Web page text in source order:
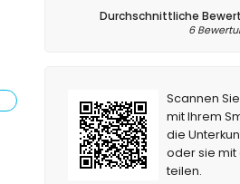
Durchschnittliche
6
Scannen
mit Ihrem
die
oder sie mit
teilen.